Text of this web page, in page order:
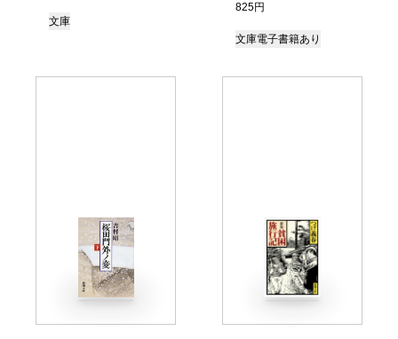
文庫
825円
文庫電子書籍あり